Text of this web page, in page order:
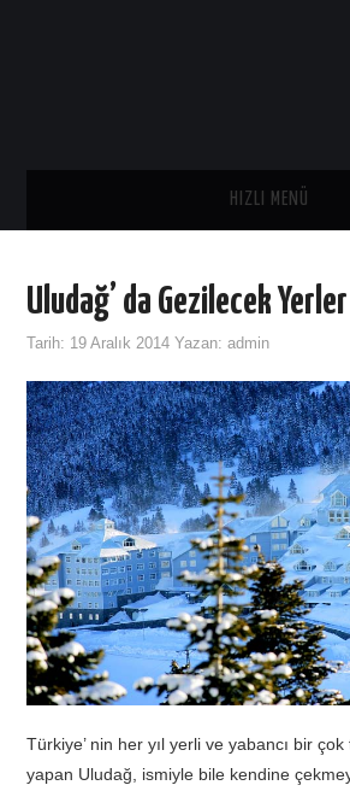
HIZLI MENÜ
SAĞLIK
GENEL
TARIH
ASTROLOJI
TATIL
BIYOLOJI
TÜRKÇE
REHBERLIK
Uludağ’ da Gezilecek Yerler
Tarih: 19 Aralık 2014 Yazan:admin
Türkiye’ nin her yıl yerli ve yabancı bir
yapan Uludağ, ismiyle bile kendine